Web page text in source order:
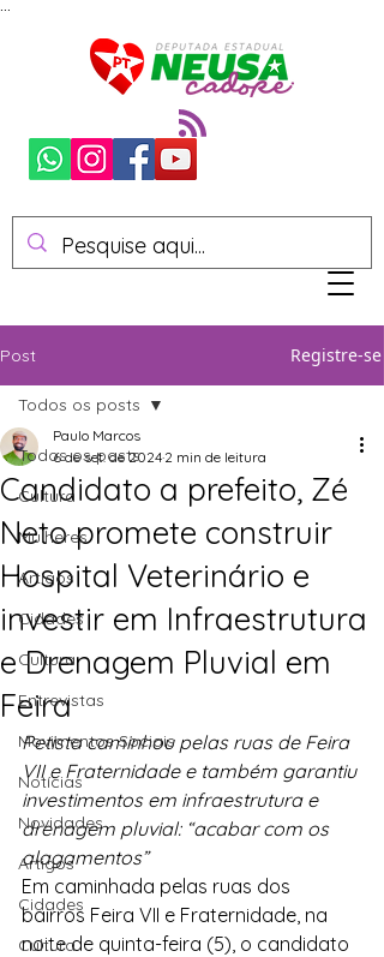
Post Registre-se
Todos os posts
Cultura
Mulheres
Artigos
Cidades
Cultura
Entrevistas
Movimentos Sociais
Notícias
Novidades
Artigos
Cidades
Cultura
Todos os posts
Candidato a prefeito, Zé
Neto promete construir
Hospital Veterinário e
investir em Infraestrutura
e Drenagem Pluvial em
Feira
Paulo Marcos
6 de set. de 2024 2 min de leitura
Petista caminhou pelas ruas de Feira
VII e Fraternidade e também garantiu
investimentos em infraestrutura e
drenagem pluvial: “acabar com os
alagamentos”
Em caminhada pelas ruas dos
bairros Feira VII e Fraternidade, na
noite de quinta-feira (5), o candidato